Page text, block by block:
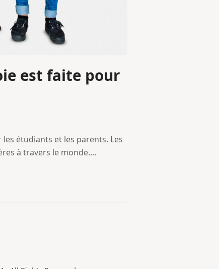
est faite pour
étudiants et les parents. Les
à travers le monde.…